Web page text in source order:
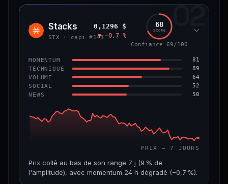
CAP. MARCHÉ VOLUME 24 H
VAR. 7 J VAR. 30 J
−9,9 %
VS ATH
−55,9 %
CONFIANCE 66/100
02
STX Stacks
STX · capi #143
0,1296 $
▼ −0,7 %
68
SCORE
Confiance 69/100
MOMENTUM 81
TECHNIQUE 89
VOLUME 64
SOCIAL 52
NEWS 50
PRIX — 7 JOURS
Prix collé au bas de son range 7 j (9 % de
l'amplitude), avec momentum 24 h dégradé (−0,7 %).